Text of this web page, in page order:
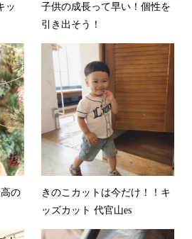
ッ
子供の成長って早い！個性を
引き出そう！
の
きのこカットは今だけ！！キ
ッズカット 代官山es